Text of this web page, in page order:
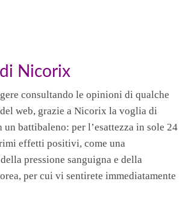
Nicorix
consultando le opinioni di qualche
web, grazie a Nicorix la voglia di
un battibaleno: per l’esattezza in sole 24
effetti positivi, come una
pressione sanguigna e della
per cui vi sentirete immediatamente